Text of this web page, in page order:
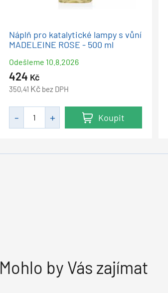
Náplň pro katalytické lampy s vůní
MADELEINE ROSE - 500 ml
Odešleme 10.8.2026
424 Kč
350,41 Kč bez DPH
Koupit
Mohlo by Vás zajímat